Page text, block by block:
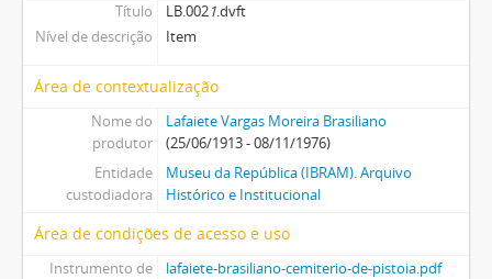
Título LB.0021.dvft
Nível de descrição
Item
Área de contextualização
Nome do
produtor
Lafaiete Vargas Moreira Brasiliano
(25/06/1913 - 08/11/1976)
Entidade
custodiadora
Museu da República (IBRAM). Arquivo
Histórico e Institucional
Área de condições de acesso e uso
Instrumento de
lafaiete-brasiliano-cemiterio-de-pistoia.pdf